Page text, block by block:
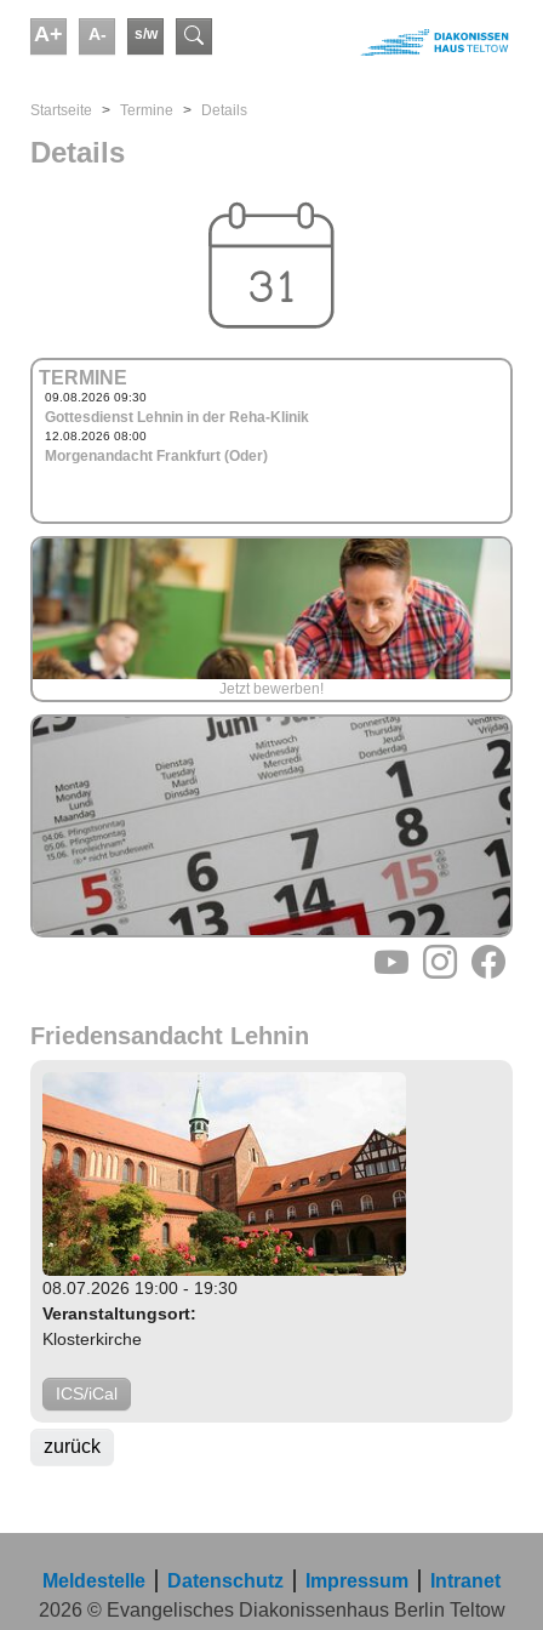
A+ A- s/w Suchformular
Startseite
Termine Details
Details
TERMINE
09.08.2026 09:30
Gottesdienst Lehnin in der Reha-Klinik
12.08.2026 08:00
Morgenandacht Frankfurt (Oder)
Jetzt bewerben!
YouTubeInstagram
Friedensandacht Lehnin
08.07.2026 19:00 - 19:30
Veranstaltungsort:
Klosterkirche
ICS/iCal
zurück
Meldestelle Datenschutz Impressum
Intranet
2026 © Evangelisches Diakonissenhaus Berlin Teltow